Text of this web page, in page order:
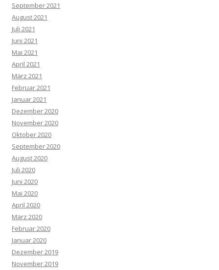
September 2021
August 2021
Juli 2021
Juni 2021
Mai 2021
April 2021
März 2021
Februar 2021
Januar 2021
Dezember 2020
November 2020
Oktober 2020
September 2020
August 2020
Juli 2020
Juni 2020
Mai 2020
April 2020
März 2020
Februar 2020
Januar 2020
Dezember 2019
November 2019